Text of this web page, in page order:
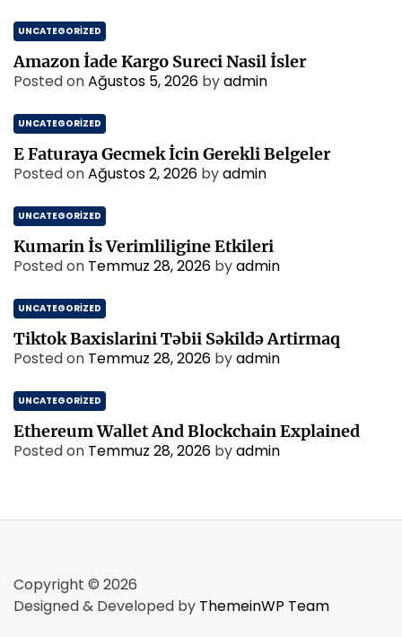
UNCATEGORIZED
Amazon İade Kargo Sureci Nasil İsler
Posted onAğustos 5, 2026 byadmin
UNCATEGORIZED
E Faturaya Gecmek İcin Gerekli Belgeler
Posted onAğustos 2, 2026 byadmin
UNCATEGORIZED
Kumarin İs Verimliligine Etkileri
Posted on Temmuz 28, 2026 byadmin
UNCATEGORIZED
Tiktok Baxislarini Təbii Səkildə Artirmaq
Posted on Temmuz 28, 2026 byadmin
UNCATEGORIZED
Ethereum Wallet And Blockchain Explained
Posted on Temmuz 28, 2026 byadmin
Copyright © 2026
Designed & Developed by ThemeinWP Team